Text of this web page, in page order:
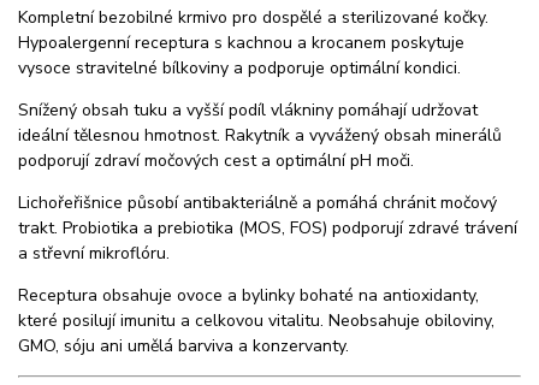
Kompletní bezobilné krmivo pro dospělé a sterilizované kočky.
Hypoalergenní receptura s kachnou a krocanem poskytuje
vysoce stravitelné bílkoviny a podporuje optimální kondici.
Snížený obsah tuku a vyšší podíl vlákniny pomáhají udržovat
ideální tělesnou hmotnost. Rakytník a vyvážený obsah minerálů
podporují zdraví močových cest a optimální pH moči.
Lichořeřišnice působí antibakteriálně a pomáhá chránit močový
trakt. Probiotika a prebiotika (MOS, FOS) podporují zdravé trávení
a střevní mikroflóru.
Receptura obsahuje ovoce a bylinky bohaté na antioxidanty,
které posilují imunitu a celkovou vitalitu. Neobsahuje obiloviny,
GMO, sóju ani umělá barviva a konzervanty.